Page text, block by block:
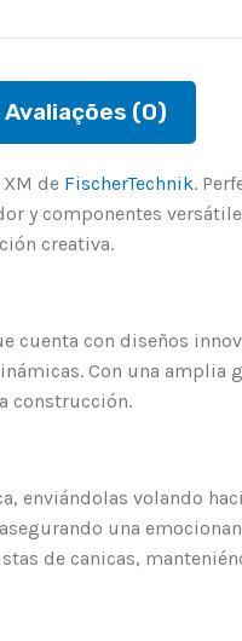
Avaliações (0)
de FischerTechnik.
y componentes
creativa.
con diseños
Con una amplia
construcción.
enviándolas volando
una
de canicas,